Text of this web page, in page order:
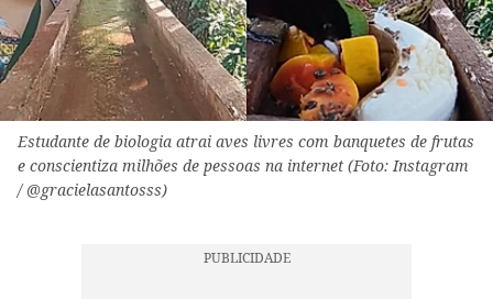
Estudante de biologia atrai aves livres com banquetes de frutas
e conscientiza milhões de pessoas na internet (Foto: Instagram
/ @gracielasantosss)